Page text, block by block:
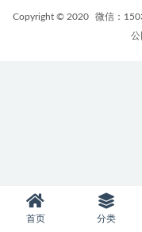
Copyright © 2020 微信：
公
首页 分类